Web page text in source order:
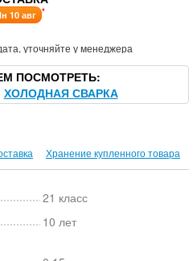
10 авг *
уточняйте у менеджера
ПОСМОТРЕТЬ
ХОЛОДНАЯ СВАРКА
Хранение купленного товара
21 класс
10 лет